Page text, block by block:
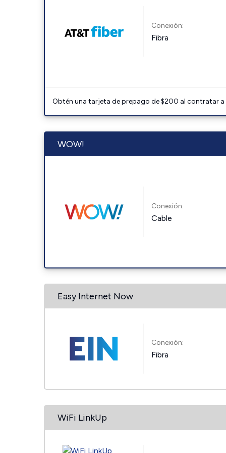
Conexión:
Fibra
Obtén una tarjeta de prepago de $200 al contratar a
WOW!
Conexión:
Cable
Easy Internet Now
Conexión:
Fibra
WiFi LinkUp